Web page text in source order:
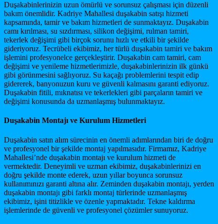
Duşakabinlerinizin uzun ömürlü ve sorunsuz çalışması için düzenli
bakım önemlidir. Kadriye Mahallesi duşakabin satışı hizmeti
kapsamında, tamir ve bakım hizmetleri de sunmaktayız. Duşakabin
camı kırılması, su sızdırması, silikon değişimi, rulman tamiri,
tekerlek değişimi gibi birçok sorunu hızlı ve etkili bir şekilde
gideriyoruz. Tecrübeli ekibimiz, her türlü duşakabin tamiri ve bakım
işlemini profesyonelce gerçekleştirir. Duşakabin cam tamiri, cam
değişimi ve yenileme hizmetlerimizle, duşakabinlerinizin ilk günkü
gibi görünmesini sağlıyoruz. Su kaçağı problemlerini tespit edip
gidererek, banyonuzun kuru ve güvenli kalmasını garanti ediyoruz.
Duşakabin fitili, mıknatısı ve tekerlekleri gibi parçaların tamiri ve
değişimi konusunda da uzmanlaşmış bulunmaktayız.
Duşakabin Montajı ve Kurulum Hizmetleri
Duşakabin satın alım sürecinin en önemli adımlarından biri de doğru
ve profesyonel bir şekilde montaj yapılmasıdır. Firmamız, Kadriye
Mahallesi’nde duşakabin montajı ve kurulum hizmeti de
vermektedir. Deneyimli ve uzman ekibimiz, duşakabinlerinizi en
doğru şekilde monte ederek, uzun yıllar boyunca sorunsuz
kullanımınızı garanti altına alır. Zeminden duşakabin montajı, yerden
duşakabin montajı gibi farklı montaj türlerinde uzmanlaşmış
ekibimiz, işini titizlikle ve özenle yapmaktadır. Tekne kaldırma
işlemlerinde de güvenli ve profesyonel çözümler sunuyoruz.